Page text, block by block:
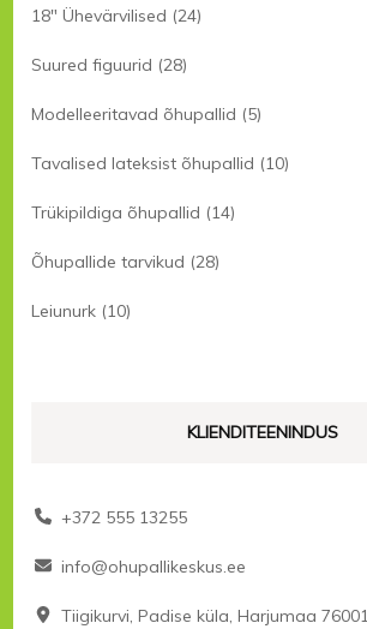
18" Ühevärvilised (24)
Suured figuurid (28)
Modelleeritavad õhupallid (5)
Tavalised lateksist õhupallid (10)
Trükipildiga õhupallid (14)
Õhupallide tarvikud (28)
Leiunurk (10)
KLIENDITEENINDUS
+372 555 13255
info@ohupallikeskus.ee
Tiigikurvi, Padise küla, Harjumaa 76001